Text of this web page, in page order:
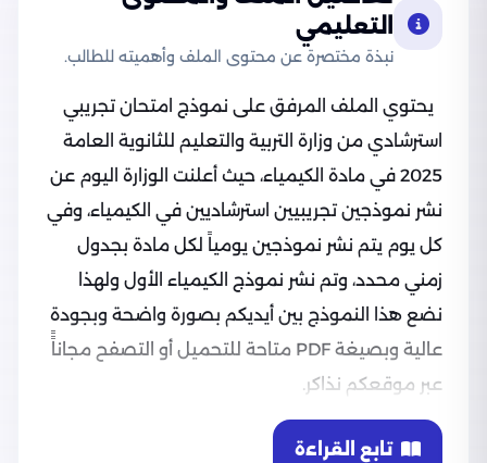
التعليمي
نبذة مختصرة عن محتوى الملف وأهميته للطالب.
يحتوي الملف المرفق على نموذج امتحان تجريبي
استرشادي من وزارة التربية والتعليم للثانوية العامة
2025 في مادة الكيمياء، حيث أعلنت الوزارة اليوم عن
نشر نموذجين تجريبيين استرشاديين في الكيمياء، وفي
كل يوم يتم نشر نموذجين يومياً لكل مادة بجدول
زمني محدد، وتم نشر نموذج الكيمياء الأول ولهذا
نضع هذا النموذج بين أيديكم بصورة واضحة وبجودة
عالية وبصيغة PDF متاحة للتحميل أو التصفح مجاناًً
عبر موقعكم نذاكر.
امتحان الكيمياء التجريبي الأول للثانوية العامة 2025
تابع القراءة